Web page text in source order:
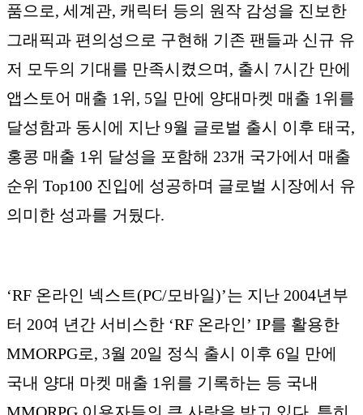
품으로, 세계관, 캐릭터 등의 원작 감성을 진보한
그래픽과 편의성으로 구현해 기존 팬들과 신규 유
저 모두의 기대를 만족시켰으며, 출시 7시간 만에
앱스토어 매출 1위, 5일 만에 양대마켓 매출 1위를
달성함과 동시에 지난 9월 글로벌 출시 이후 태국,
홍콩 매출 1위 달성을 포함해 23개 국가에서 매출
순위 Top100 진입에 성공하며 글로벌 시장에서 유
의미한 성과를 거뒀다.
‘RF 온라인 넥스트(PC/모바일)’는 지난 2004년부
터 20여 년간 서비스한 ‘RF 온라인’ IP를 활용한
MMORPG로, 3월 20일 정식 출시 이후 6일 만에
국내 양대 마켓 매출 1위를 기록하는 등 국내